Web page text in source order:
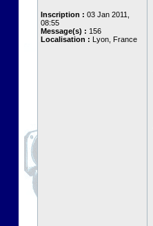
Inscription : 03 Jan 2011,
08:55
Message(s) : 156
Localisation : Lyon, France